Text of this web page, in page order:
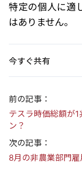
特定の個人に適
はありません。
今すぐ共有
前の記事：
テスラ時価総額が
ン？
次の記事：
8月の非農業部門